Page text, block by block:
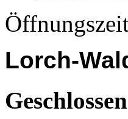
Lorch-